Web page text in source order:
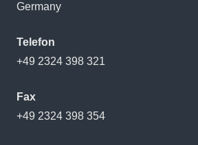
Germany
Telefon
+49 2324 398 321
Fax
+49 2324 398 354